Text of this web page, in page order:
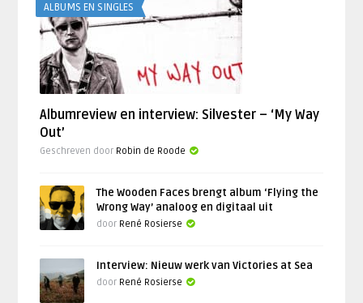
ALBUMS EN SINGLES
Albumreview en interview: Silvester – ‘My Way
Out’
Geschreven door Robin de Roode
The Wooden Faces brengt album ‘Flying the
Wrong Way’ analoog en digitaal uit
door René Rosierse
Interview: Nieuw werk van Victories at Sea
door René Rosierse